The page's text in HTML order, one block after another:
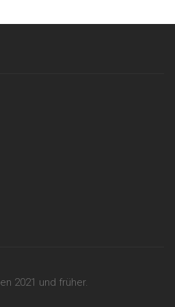
2021 und früher.